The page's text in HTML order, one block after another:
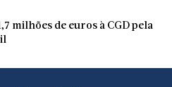
milhões de euros à CGD pela